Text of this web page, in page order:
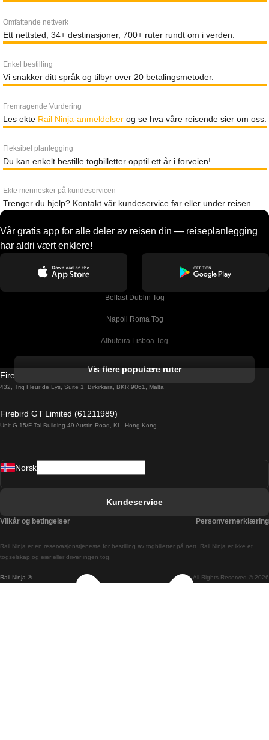
Omfattende nettverk
Ett nettsted, 34+ destinasjoner, 700+ ruter rundt om i verden.
Enkel bestilling
Vi snakker ditt språk og tilbyr over 20 betalingsmetoder.
Fremragende Vurdering
Les ekte Rail Ninja-anmeldelserog se hva våre reisende sier om oss.
Fleksibel planlegging
Du kan enkelt bestille togbilletter opptil ett år i forveien!
Ekte mennesker på kundeservicen
Trenger du hjelp? Kontakt vår kundeservice før eller under reisen.
Vår gratis app for alle deler av reisen din — reiseplanlegging
har aldri vært enklere!
Belfast Dublin Tog
Napoli Roma Tog
Albufeira Lisboa Tog
Barcelona Madrid Tog
Barcelona Sevilla Tog
Budapest Prague Tog
Vis flere populære ruter
Firebird GT Limited (OC 1451)
432, Triq Fleur de Lys, Suite 1, Birkirkara, BKR 9061, Malta
Firebird GT Limited (61211989)
Unit G 15/F Tal Building 49 Austin Road, KL, Hong Kong
Rail Ninja ® All Rights Reserved © 2026
Rail Ninja er en reservasjons­tjeneste for bestilling av togbilletter på nett. Rail Ninja er ikke et
togselskap og eier eller driver ingen tog.
Norsk
Kundeservice
Vilkår og betingelser Personvernerklæring